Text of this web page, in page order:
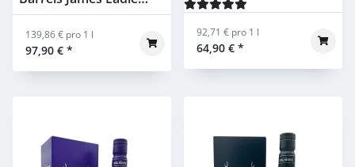
52,7% 0,7l
97,90 € *
139,86 € pro 1 l
64,90 € *
92,71 € pro 1 l